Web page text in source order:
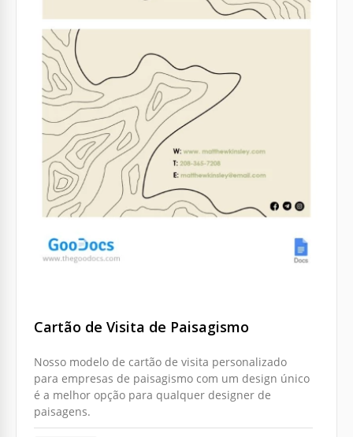
Cartão de Visita de Paisagismo
Nosso modelo de cartão de visita personalizado
para empresas de paisagismo com um design único
é a melhor opção para qualquer designer de
paisagens.